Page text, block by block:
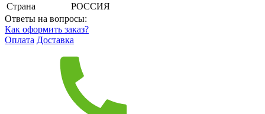
Страна
РОССИЯ
Ответы на вопросы:
Как оформить заказ?
Оплата Доставка